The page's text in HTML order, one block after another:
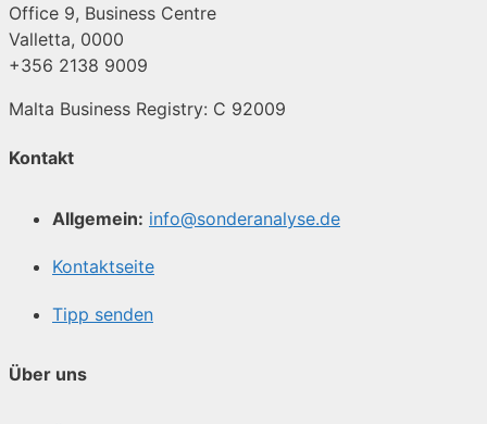
Office 9, Business Centre
Valletta, 0000
+356 2138 9009
Malta Business Registry: C 92009
Kontakt
Allgemein: info@sonderanalyse.de
Kontaktseite
Tipp senden
Über uns